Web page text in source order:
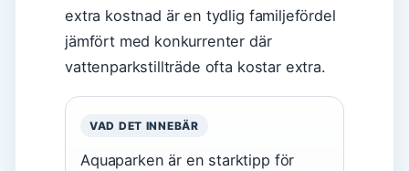
extra kostnad är en tydlig familjefördel
jämfört med konkurrenter där
vattenparkstillträde ofta kostar extra.
VAD DET INNEBÄR
Aquaparken är en starktipp för